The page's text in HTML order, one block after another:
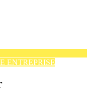
ENTREPRISE